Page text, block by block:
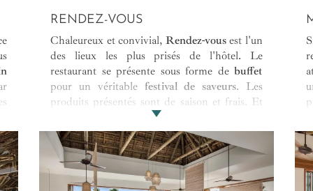
RENDEZ-VOUS
Chaleureux et convivial, Rendez-vousest l'un
des lieux les plus prisés de l'hôtel. Le
restaurant se présente sous forme de buffet
pour un véritablefestival de saveurs. Les
produits présentés sont de saison et frais. Et
pour cause, l'hôtel s'atèle à solliciter des
producteurs locaux et des maraîchers afin de
proposer un menu éclectique.